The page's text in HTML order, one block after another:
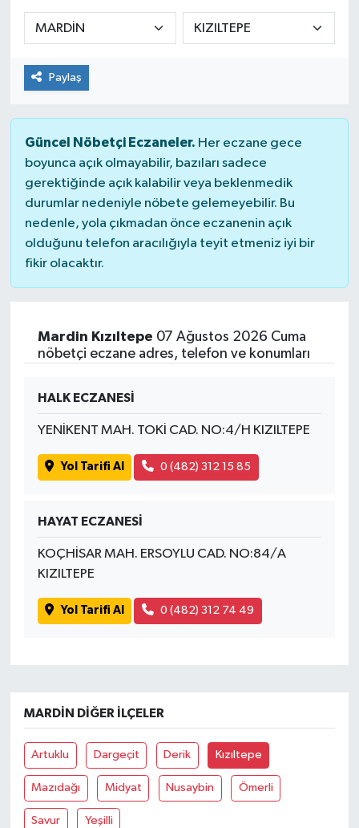
Paylaş
Güncel Nöbetçi Eczaneler. Her eczane gece
boyunca açık olmayabilir, bazıları sadece
gerektiğinde açık kalabilir veya beklenmedik
durumlar nedeniyle nöbete gelemeyebilir. Bu
nedenle, yola çıkmadan önce eczanenin açık
olduğunu telefon aracılığıyla teyit etmeniz iyi bir
fikir olacaktır.
Mardin Kızıltepe 07 Ağustos 2026 Cuma
nöbetçi eczane adres, telefon ve konumları
HALK ECZANESİ
YENİKENT MAH. TOKİ CAD. NO:4/H KIZILTEPE
Yol Tarifi Al 0 (482) 312 15 85
HAYAT ECZANESİ
KOÇHİSAR MAH. ERSOYLU CAD. NO:84/A
KIZILTEPE
Yol Tarifi Al 0 (482) 312 74 49
MARDIN DIĞER İLÇELER
Artuklu Dargeçit Derik Kızıltepe
Mazıdağı Midyat Nusaybin Ömerli
Savur Yeşilli
Sağlık
Spor
Yaşam